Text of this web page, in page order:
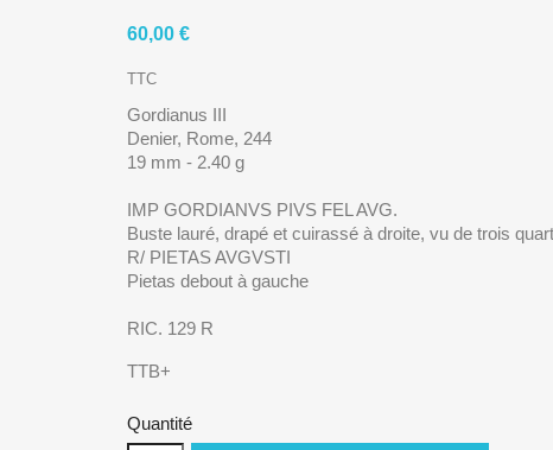
60,00 €
TTC
Gordianus III
Denier, Rome, 244
19 mm - 2.40 g
IMP GORDIANVS PIVS FEL AVG.
Buste lauré, drapé et cuirassé à droite, vu de trois
R/ PIETAS AVGVSTI
Pietas debout à gauche
RIC. 129 R
TTB+
Quantité